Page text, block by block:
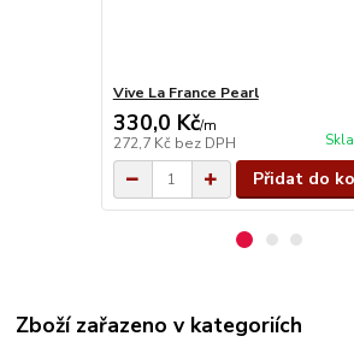
Vive La France Pearl
330,0 Kč/m
272,7 Kč bez DPH
Přidat do
Zboží zařazeno v kategoriích